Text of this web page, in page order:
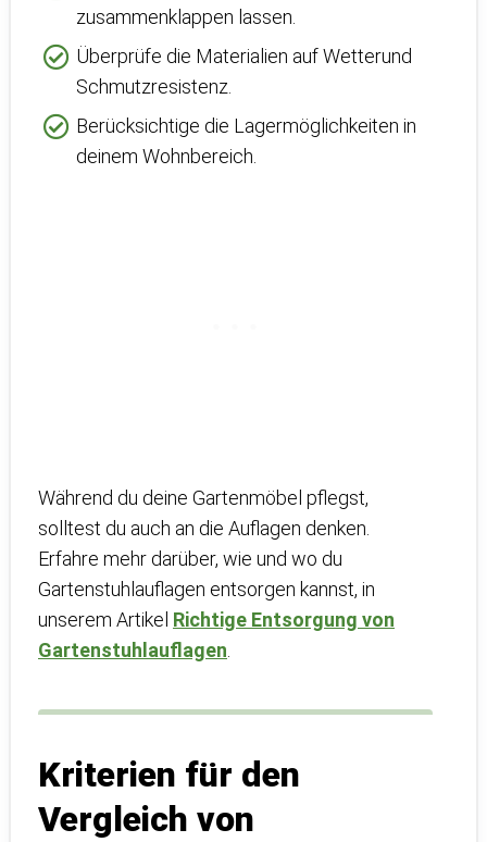
zusammenklappen lassen.
Überprüfe die Materialien auf Wetterund
Schmutzresistenz.
Berücksichtige die Lagermöglichkeiten in
deinem Wohnbereich.
Während du deine Gartenmöbel pflegst,
solltest du auch an die Auflagen denken.
Erfahre mehr darüber, wie und wo du
Gartenstuhlauflagen entsorgen kannst, in
unserem Artikel Richtige Entsorgung von
Gartenstuhlauflagen
Kriterien für den
Vergleich von